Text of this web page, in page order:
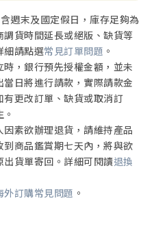
週末及國定假日，庫存足夠為
貨時間延長或絕版、缺貨等
細請點選常見訂單問題 。
，銀行預先授權金額，並未
日將進行請款，實際請款金
更改訂單、缺貨或取消訂
素欲辦理退貨，請維持產品
商品鑑賞期七天內，將與欲
貨單寄回。詳細可閱讀退換
外訂購常見問題 。